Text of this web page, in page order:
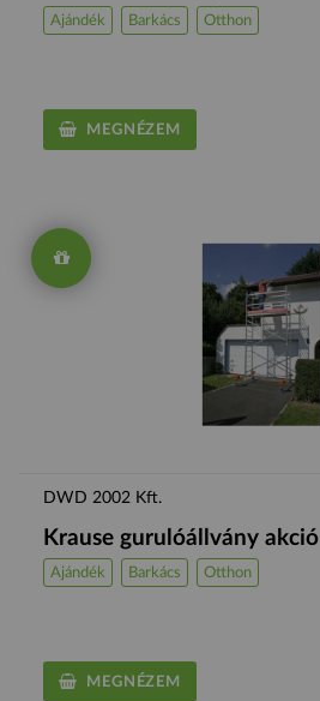
Ajándék Barkács Otthon
MEGNÉZEM
DWD 2002 Kft.
Krause gurulóállvány akció
Ajándék Barkács Otthon
MEGNÉZEM